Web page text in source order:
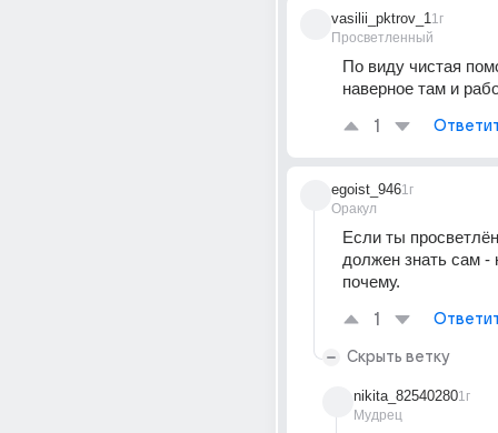
vasilii_pktrov_1
Просветленный
1г
По виду чистая
наверное там и
1
egoist_946
Оракул
1г
Если ты
должен знать сам -
почему.
1
Скрыть ветку
nikita_82540280
Мудрец
1г